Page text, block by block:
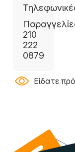
210
222
0879
Είδατε